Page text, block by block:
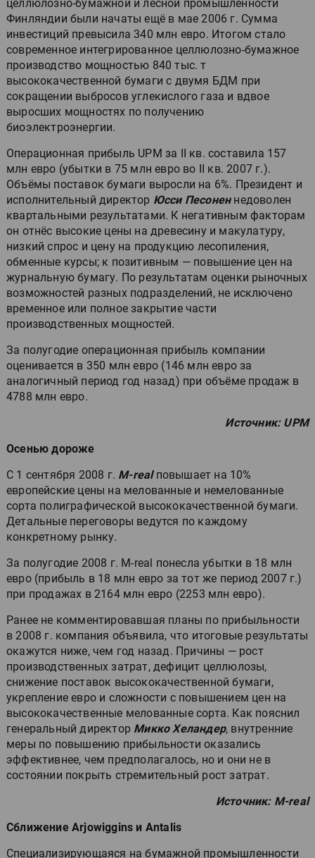
целлюлозно-бумажной и лесной промышленности
Финляндии были начаты ещё в мае 2006 г. Сумма
инвестиций превысила 340 млн евро. Итогом стало
современное интегрированное целлюлозно-бумажное
производство мощностью 840 тыс. т
высококачественной бумаги с двумя БДМ при
сокращении выбросов углекислого газа и вдвое
выросших мощностях по получению
биоэлектроэнергии.
Операционная прибыль UPM за II кв. составила 157
млн евро (убытки в 75 млн евро во II кв. 2007 г.).
Объёмы поставок бумаги выросли на 6%. Президент и
исполнительный директор Юсси Песоненнедоволен
квартальными результатами. К негативным факторам
он отнёс высокие цены на древесину и макулатуру,
низкий спрос и цену на продукцию лесопиления,
обменные курсы; к позитивным — повышение цен на
журнальную бумагу. По результатам оценки рыночных
возможностей разных подразделений, не исключено
временное или полное закрытие части
производственных мощностей.
За полугодие операционная прибыль компании
оценивается в 350 млн евро (146 млн евро за
аналогичный период год назад) при объёме продаж в
4788 млн евро.
Источник: UPM
Осенью дороже
С 1 сентября 2008 г. M-realповышает на 10%
европейские цены на мелованные и немелованные
сорта полиграфической высококачественной бумаги.
Детальные переговоры ведутся по каждому
конкретному рынку.
За полугодие 2008 г. M-real понесла убытки в 18 млн
евро (прибыль в 18 млн евро за тот же период 2007 г.)
при продажах в 2164 млн евро (2253 млн евро).
Ранее не комментировавшая планы по прибыльности
в 2008 г. компания объявила, что итоговые результаты
окажутся ниже, чем год назад. Причины — рост
производственных затрат, дефицит целлюлозы,
снижение поставок высококачественной бумаги,
укрепление евро и сложности с повышением цен на
высококачественные мелованные сорта. Как пояснил
генеральный директор Микко Хеландер, внутренние
меры по повышению прибыльности оказались
эффективнее, чем предполагалось, но и они не в
состоянии покрыть стремительный рост затрат.
Источник: M-real
Сближение Arjowiggins и Antalis
Специализирующаяся на бумажной промышленности